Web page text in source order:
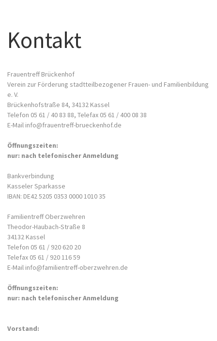
Kontakt
Frauentreff Brückenhof
Verein zur Förderung stadtteilbezogener Frauen- und Familienbildung
e. V.
Brückenhofstraße 84, 34132 Kassel
Telefon 05 61 / 40 83 88, Telefax 05 61 / 400 08 38
E-Mail info@frauentreff-brueckenhof.de
Öffnungszeiten:
nur: nach telefonischer Anmeldung
Bankverbindung
Kasseler Sparkasse
IBAN: DE42 5205 0353 0000 1010 35
Familientreff Oberzwehren
Theodor-Haubach-Straße 8
34132 Kassel
Telefon 05 61 / 920 620 20
Telefax 05 61 / 920 116 59
E-Mail info@familientreff-oberzwehren.de
Öffnungszeiten:
nur: nach telefonischer Anmeldung
Vorstand: